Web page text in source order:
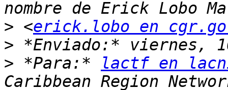
> <erick.lobo en
>
> *Para:*
lactf en